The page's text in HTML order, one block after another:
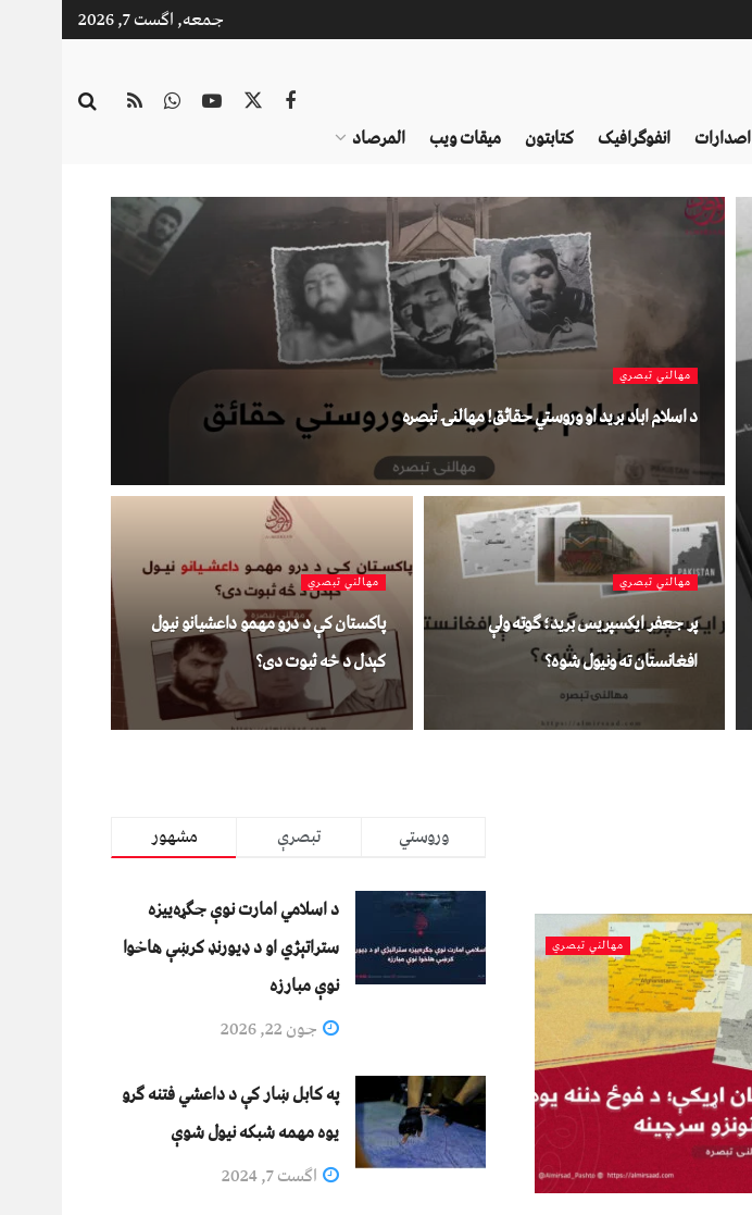
جمعه, اگست 7, 2026
اصدارات انفوګرافیک کتابتون میقات ویب المرصاد
مهالني تبصري
د اسلام اباد برید او وروستي حقائق! مهالنۍ تبصره
مهالني تبصري
پر جعفر ایکسپریس برید؛ ګوته ولې
افغانستان ته ونیول شوه؟
مهالني تبصري
پاکستان کې د درو مهمو داعشیانو نیول
کېدل د څه ثبوت دی؟
مهالني تبصري
مشهور تبصرې وروستي
د اسلامي امارت نوې جګړه‌ییزه
ستراتېژي او د ډیورنډ کرښې هاخوا
نوې مبارزه
جون 22, 2026
په کابل ښار کې د داعشي فتنه ګرو
يوه مهمه شبکه نيول شوې
اگست 7, 2024